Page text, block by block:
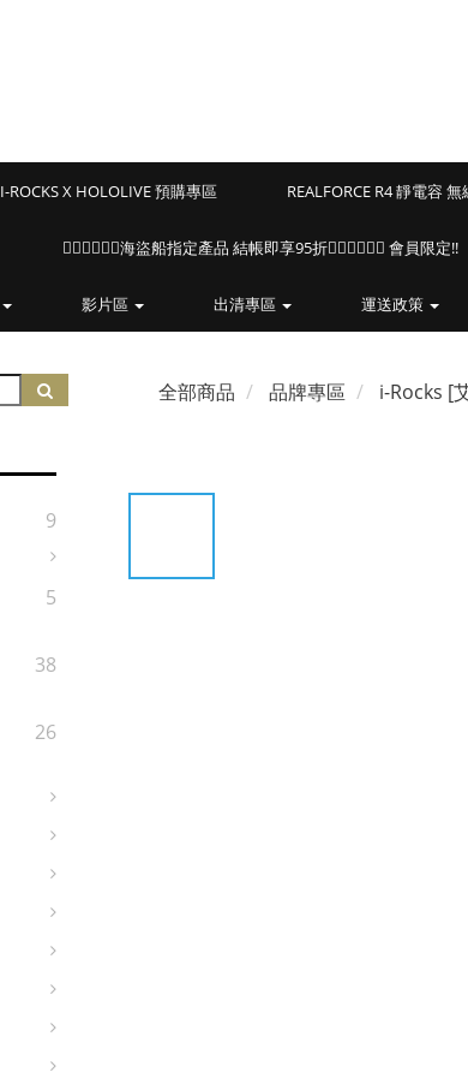
I-ROCKS X HOLOLIVE 預購專區 REALFORCE R4 靜電容
🏴‍☠️🏴‍☠️🏴‍☠️海盜船指定產品 結帳即享95折🏴‍☠️🏴‍☠️🏴‍☠️ 會員限定!!
影片區 出清專區 運送政策
9
5
38
26
全部商品 品牌專區 i-Rocks [